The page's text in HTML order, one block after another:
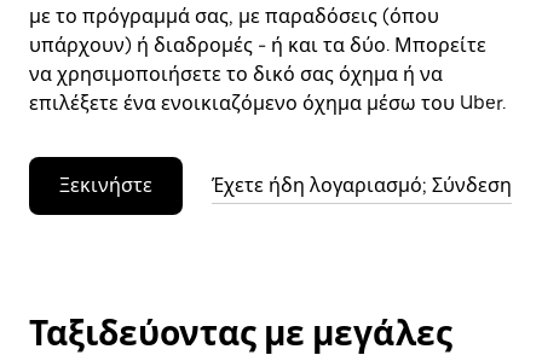
με το πρόγραμμά σας, με παραδόσεις (όπου
υπάρχουν) ή διαδρομές - ή και τα δύο. Μπορείτε
να χρησιμοποιήσετε το δικό σας όχημα ή να
επιλέξετε ένα ενοικιαζόμενο όχημα μέσω του Uber.
Ξεκινήστε Έχετε ήδη λογαριασμό; Σύνδεση
Ταξιδεύοντας με μεγάλες